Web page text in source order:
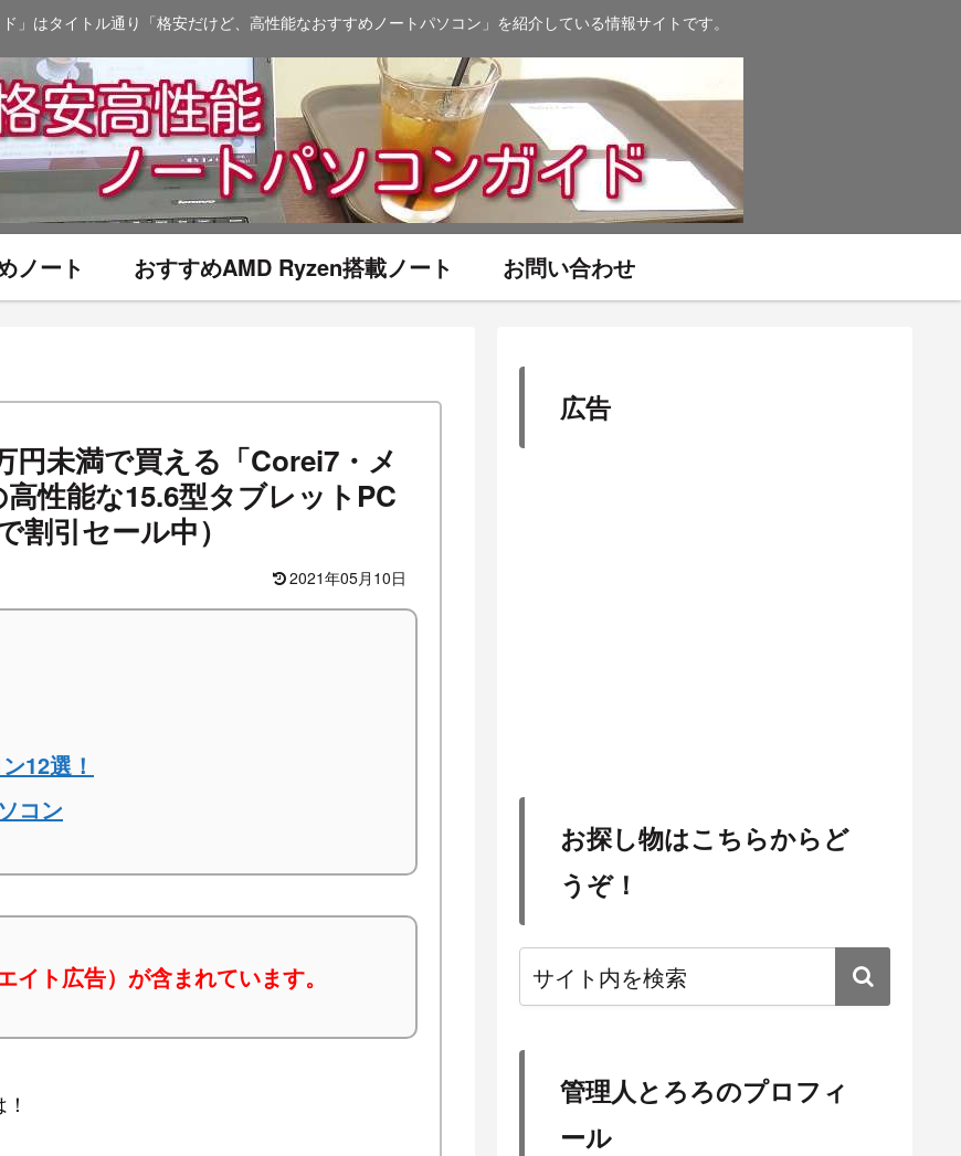
」はタイトル通り「格安だけど、高性能なおすすめノートパソコン」を紹介している情報サイトです。
ノート おすすめAMD Ryzen搭載ノート お問い合わせ
円未満で買える「Corei7・メ
性能な15.6型タブレットPC
割引セール中）
2021年05月10日
12選！
コン
ト広告）が含まれています。
広告
お探し物はこちらからど
うぞ！
管理人とろろのプロフィ
ール